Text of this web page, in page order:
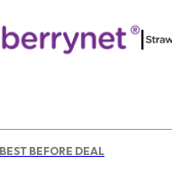
|
BEST BEFORE DEAL